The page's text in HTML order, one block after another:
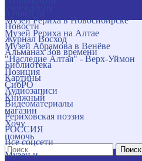
Музей Рериха в Новосибирске
Музей Рериха на Алтае
Музей Абрамова в Венёве
"Наследие Алтая" - Верх-Уймон
Позиция
СибРО
Книжный
магазин
Хочу
помочь
Поиск
Новости
Журнал Восход
Альманах Зов времени
Библиотека
Картины
Аудиозаписи
Видеоматериалы
Рериховская поэзия
РОССИЯ
Все соцсети
Музеи и